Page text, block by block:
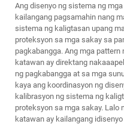
Ang disenyo ng sistema ng
kailangang pagsamahin nang
sistema ng kaligtasan upang
proteksyon sa mga sakay sa
pagkabangga. Ang mga
katawan ay direktang
ng pagkabangga at sa mga
kaya ang koordinasyon ng
kalibrasyon ng sistema ng
proteksyon sa mga sakay. Lalo
katawan ay kailangang